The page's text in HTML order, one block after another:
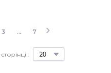
3 ... 7